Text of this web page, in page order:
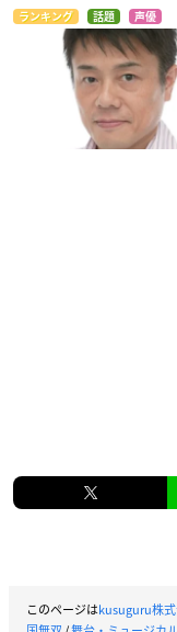
ランキング 話題 声優
このページはkusuguru株